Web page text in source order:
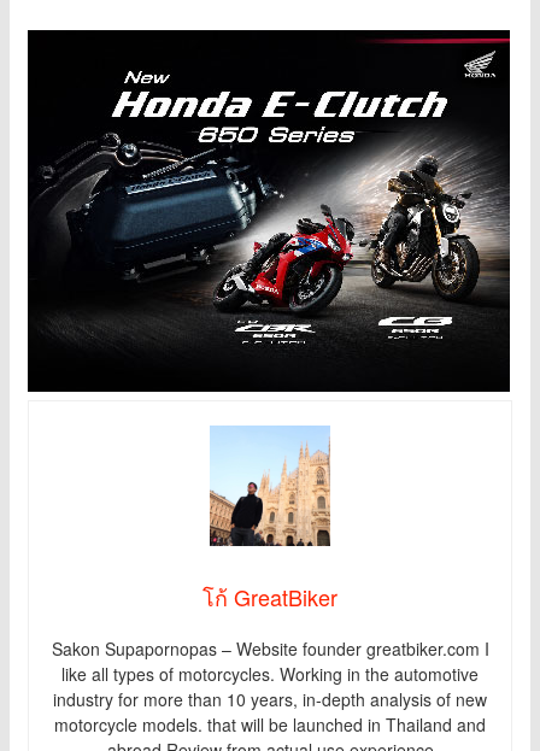
โก้ GreatBiker
Sakon Supapornopas – Website founder greatbiker.com I
like all types of motorcycles. Working in the automotive
industry for more than 10 years, in-depth analysis of new
motorcycle models. that will be launched in Thailand and